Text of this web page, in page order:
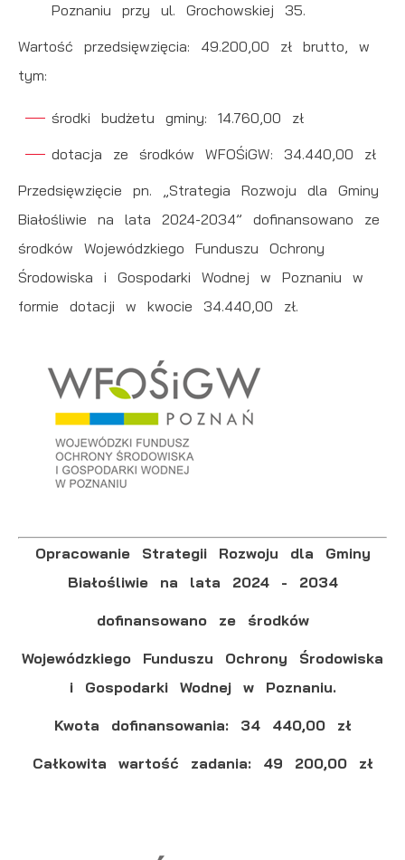
Poznaniu przy ul. Grochowskiej 35.
Wartość przedsięwzięcia: 49.200,00 zł brutto, w
tym:
środki budżetu gminy: 14.760,00 zł
dotacja ze środków WFOŚiGW: 34.440,00 zł
Przedsięwzięcie pn. „Strategia Rozwoju dla Gminy
Białośliwie na lata 2024-2034” dofinansowano ze
środków Wojewódzkiego Funduszu Ochrony
Środowiska i Gospodarki Wodnej w Poznaniu w
formie dotacji w kwocie 34.440,00 zł.
Opracowanie Strategii Rozwoju dla Gminy
Białośliwie na lata 2024 - 2034
dofinansowano ze środków
Wojewódzkiego Funduszu Ochrony Środowiska
i Gospodarki Wodnej w Poznaniu.
Kwota dofinansowania: 34 440,00 zł
Całkowita wartość zadania: 49 200,00 zł